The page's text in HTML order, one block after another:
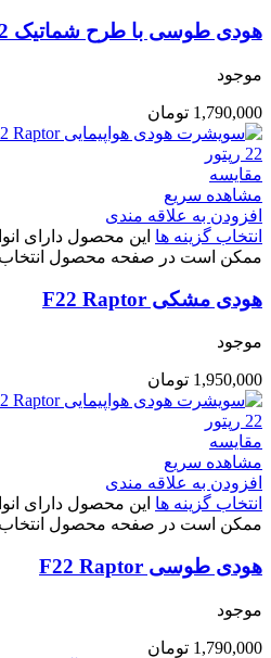
هودی طوسی با طرح شماتیک F22
موجود
1,790,000 تومان
مقایسه
مشاهده سریع
افزودن به علاقه مندی
انتخاب گزینه ها این محصول دارای
ممکن است در صفحه محصول
هودی مشکی F22 Raptor
موجود
1,950,000 تومان
مقایسه
مشاهده سریع
افزودن به علاقه مندی
انتخاب گزینه ها این محصول دارای
ممکن است در صفحه محصول
هودی طوسی F22 Raptor
موجود
1,790,000 تومان